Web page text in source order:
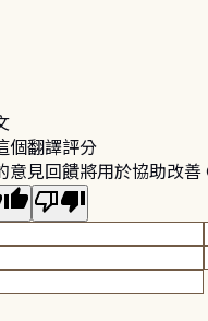
個翻譯評分
意見回饋將用於協助改